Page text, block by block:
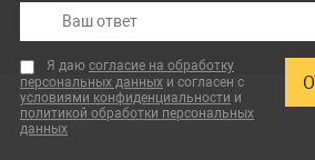
Я даю согласие на обработку
персональных данных и согласен с
условиями конфиденциальности и
политикой обработки персональных
данных